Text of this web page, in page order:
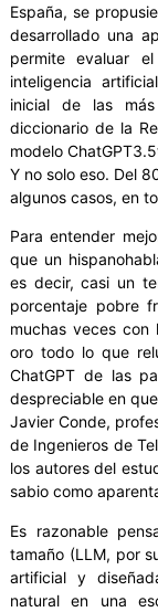
España, se
desarrollado una
permite evaluar
inteligencia
inicial de las
diccionario de la
modelo
Y no solo eso. Del
algunos casos, en
Para entender
que un
es decir, casi un
porcentaje pobre
muchas veces con
oro todo lo que
ChatGPT de las
despreciable en
Javier Conde,
de Ingenieros de
los autores del
sabio como
Es razonable
tamaño (LLM, por
artificial y
natural en una